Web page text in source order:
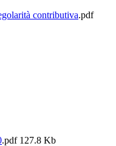
contributiva.pdf
.pdf127.8 Kb